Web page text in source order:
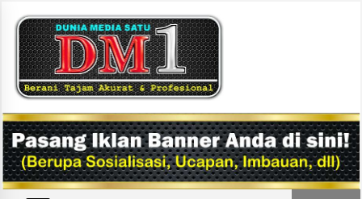
content
DM1